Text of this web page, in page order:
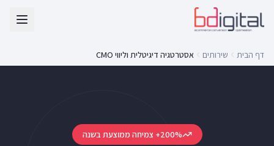
דף הבית שירותים אסטרטגיה דיגיטלית וליווי CMO
200%+ צמיחה ממוצעת בשנה